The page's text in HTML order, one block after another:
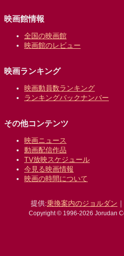
映画館情報
全国の映画館
映画館のレビュー
映画ランキング
映画動員数ランキング
ランキングバックナンバー
その他コンテンツ
映画ニュース
動画配信作品
TV放映スケジュール
今見る映画情報
映画の時間について
提供:乗換案内のジョルダン ｜
Copyright © 1996-2026 Jorudan